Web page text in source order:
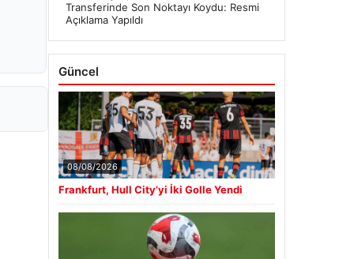
Transferinde Son Noktayı Koydu: Resmi
Açıklama Yapıldı
Güncel
08/08/2026
Frankfurt, Hull City’yi İki Golle Yendi